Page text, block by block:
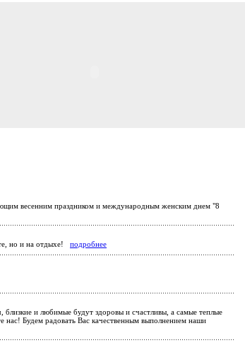
весенним праздником и международным женским днем "8
но и на отдыхе! подробнее
и любимые будут здоровы и счастливы, а самые теплые
нас! Будем радовать Вас качественным выполнением наши